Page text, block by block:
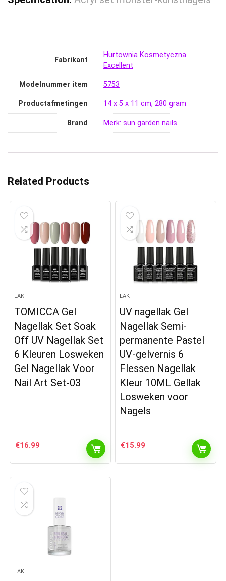
Fabrikant
‎Hurtownia Kosmetyczna
Excellent
Modelnummer item ‎5753
Productafmetingen ‎14 x 5 x 11 cm; 280 gram
Brand Merk: sun garden nails
Related Products
LAK
TOMICCA Gel
Nagellak Set Soak
Off UV Nagellak Set
6 Kleuren Losweken
Gel Nagellak Voor
Nail Art Set-03
€16.99
LAK
UV nagellak Gel
Nagellak Semi-
permanente Pastel
UV-gelvernis 6
Flessen Nagellak
Kleur 10ML Gellak
Losweken voor
Nagels
€15.99
LAK